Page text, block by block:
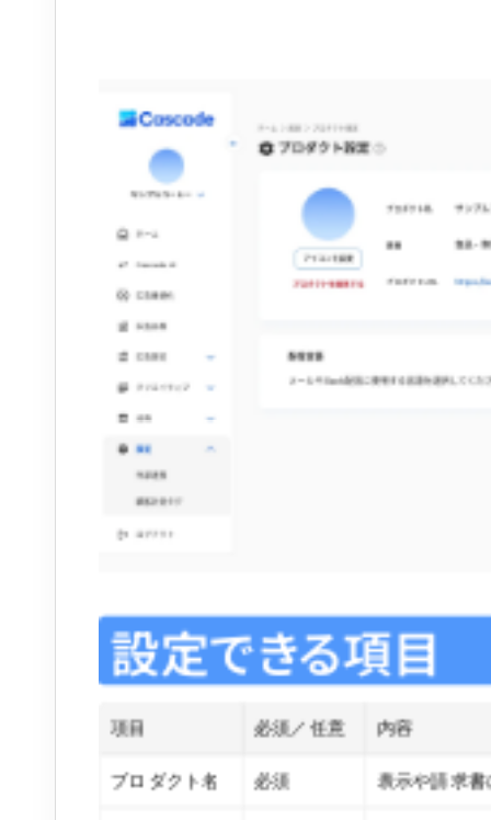
設定できる項目
項目 必須／任意 内容
プロダクト名 必須 表示や請求